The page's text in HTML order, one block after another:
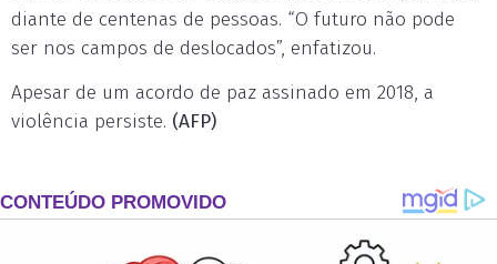
diante de centenas de pessoas. “O futuro não pode
ser nos campos de deslocados”, enfatizou.
Apesar de um acordo de paz assinado em 2018, a
violência persiste. (AFP)